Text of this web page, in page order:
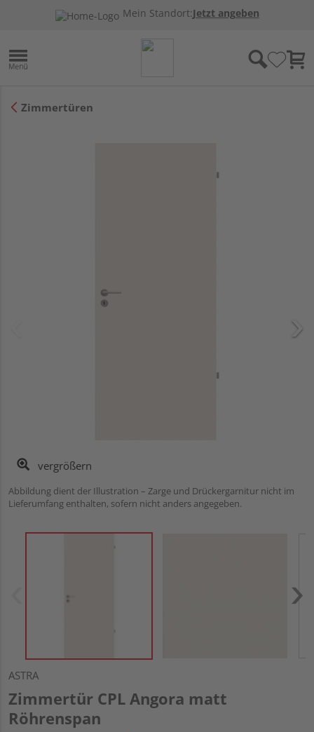
Mein Standort:Jetzt angeben
Zimmertüren
vergrößern
Abbildung dient der Illustration – Zarge und Drückergarnitur nicht im
Lieferumfang enthalten, sofern nicht anders angegeben.
ASTRA
Zimmertür CPL Angora matt
Röhrenspan